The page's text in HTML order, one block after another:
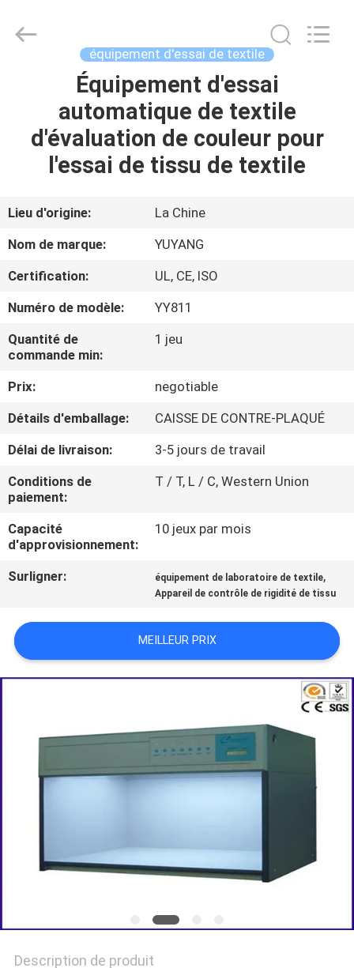
MAISON
PRODUITS
SHOW
SUJET
DE
NOUS
VISITE
D'USINE
CONTACTEZ-
NOUS
NOUVELLES
UNE
CITATION
SITE
POLITIQUE
CONFIDENTIALITÉ
INSTRUMENT
équipement d'essai de textile
Équipement d'essai
automatique de textile
d'évaluation de couleur pour
l'essai de tissu de textile
Lieu d'origine:
La Chine
Nom de marque:
YUYANG
Certification:
UL, CE, ISO
Numéro de modèle:
YY811
Quantité de
commande min:
1 jeu
Prix:
negotiable
Détails d'emballage:
CAISSE DE CONTRE-PLAQUÉ
Délai de livraison:
3-5 jours de travail
Conditions de
paiement:
T / T, L / C, Western Union
Capacité
d'approvisionnement:
10 jeux par mois
Surligner: équipement de laboratoire de textile,
Appareil de contrôle de rigidité de tissu
MEILLEUR PRIX
Description de produit